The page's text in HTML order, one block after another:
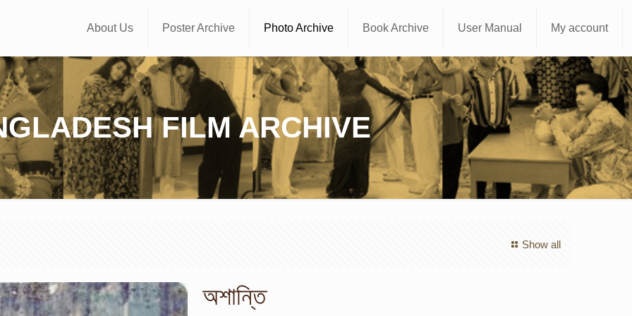
About Us Poster Archive Photo Archive Book Archive User Manual My account
FILM ARCHIVE
Show all
অশান্তি